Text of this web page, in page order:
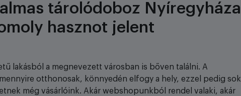
tárolódoboz Nyíregyháza
hasznot jelent
lakásból a megnevezett városban is bőven találni. A
otthonosak, könnyedén elfogy a hely, ezzel pedig sok
még vásárlóink. Akár webshopunkból rendel valaki, akár